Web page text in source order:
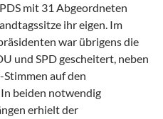
mit 31 Abgeordneten
ihr eigen. Im
war übrigens die
und SPD gescheitert, neben
auf den
beiden notwendig
erhielt der